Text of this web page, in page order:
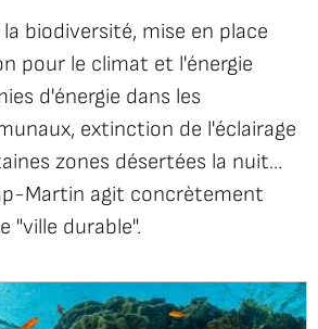
biodiversité, mise en place
pour le climat et l'énergie
d'énergie dans les
extinction de l'éclairage
zones désertées la nuit...
Martin agit concrètement
"ville durable".